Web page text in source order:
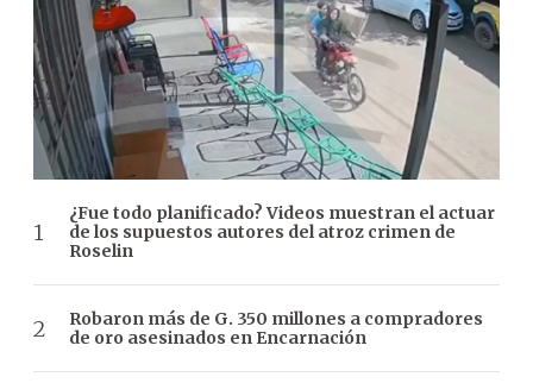
¿Fue todo planificado? Videos muestran el actuar
de los supuestos autores del atroz crimen de
Roselin
Robaron más de G. 350 millones a compradores
de oro asesinados en Encarnación